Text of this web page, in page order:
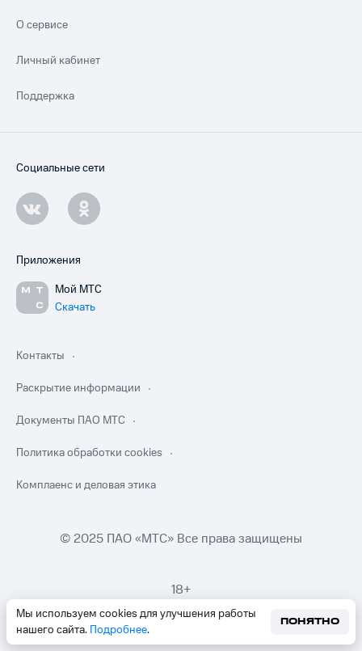
Мы используем cookies для улучшения работы
нашего сайта. Подробнее.
ПОНЯТНО
О сервисе
Личный кабинет
Поддержка
Социальные сети
Приложения
Мой МТС
Скачать
Контакты
Раскрытие информации
Документы ПАО МТС
Политика обработки cookies
Комплаенс и деловая этика
© 2025 ПАО «МТС» Все права защищены
18+